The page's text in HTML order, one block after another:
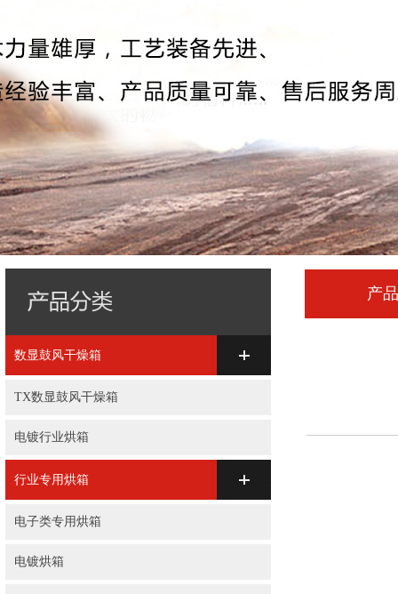
数显鼓风干燥箱
TX数显鼓风干燥箱
电镀行业烘箱
行业专用烘箱
电子类专用烘箱
电镀烘箱
产